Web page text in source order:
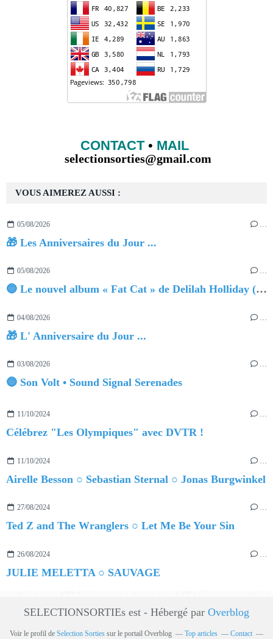
VOUS AIMEREZ AUSSI :
05/08/2026 …
🎁 Les Anniversaires du Jour ...
05/08/2026 …
🔵 Le nouvel album « Fat Cat » de Delilah Holliday (sortie le 30 Octobre 2026)
04/08/2026
🎁 L' Anniversaire du Jour ...
03/08/2026 …
🔵 Son Volt • Sound Signal Serenades
11/10/2024 …
Célébrez "Les Olympiques" avec DVTR !
11/10/2024
Airelle Besson ○ Sebastian Sternal ○ Jonas Burgwinkel
27/08/2024 …
Ted Z and The Wranglers ○ Let Me Be Your Sin
26/08/2024
JULIE MELETTA ○ SAUVAGE
CONTACT• MAIL
selectionsorties@gmail.com
SELECTIONSORTIEs est - Hébergé par Overblog
Voir le profil de Selection Sorties sur le portail Overblog Top articles Contact